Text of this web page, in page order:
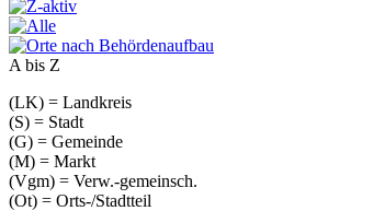
A bis Z
(LK) = Landkreis
(S) = Stadt
(G) = Gemeinde
(M) = Markt
(Vgm) = Verw.-gemeinsch.
(Ot) = Orts-/Stadtteil